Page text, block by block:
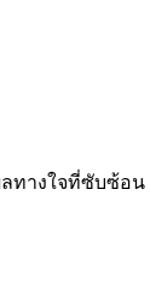
ลทางใจที่ซับซ้อ